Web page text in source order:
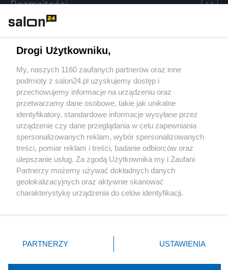
Rozmaitości
Sport
Społeczeństwo
Kultura
X Facebook Instagram Youtube
Drogi Użytkowniku,
My, naszych 1160 zaufanych partnerów oraz inne
podmioty z salon24.pl uzyskujemy dostęp i
przechowujemy informacje na urządzeniu oraz
przetwarzamy dane osobowe, takie jak unikalne
identyfikatory, standardowe informacje wysyłane przez
urządzenie czy dane przeglądania w celu zapewniania
spersonalizowanych reklam, wybór spersonalizowanych
treści, pomiar reklam i treści, badanie odbiorców oraz
ulepszanie usług. Za zgodą Użytkownika my i Zaufani
Partnerzy możemy używać dokładnych danych
geolokalizacyjnych oraz aktywnie skanować
charakterystykę urządzenia do celów identyfikacji.
zmienić/wycofać klikając przycisk ustawień prywatności
znajdujący się w lewym dolnym rogu strony
rodzaje przetwarzania danych nie wymagają zgody
PARTNERZY USTAWIENIA